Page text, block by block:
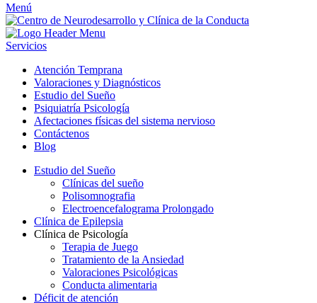
Menú
Servicios
Atención Temprana
Valoraciones y Diagnósticos
Estudio del Sueño
Psiquiatría Psicología
Afectaciones físicas del sistema nervioso
Contáctenos
Blog
Estudio del Sueño
Clínicas del sueño
Polisomnografia
Electroencefalograma Prolongado
Clínica de Epilepsia
Clínica de Psicología
Terapia de Juego
Tratamiento de la Ansiedad
Valoraciones Psicológicas
Conducta alimentaria
Déficit de atención